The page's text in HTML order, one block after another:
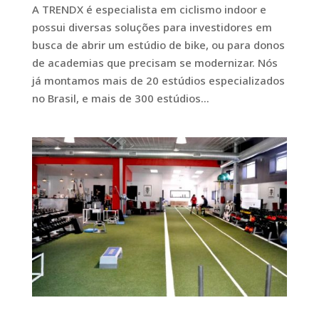
A TRENDX é especialista em ciclismo indoor e
possui diversas soluções para investidores em
busca de abrir um estúdio de bike, ou para donos
de academias que precisam se modernizar. Nós
já montamos mais de 20 estúdios especializados
no Brasil, e mais de 300 estúdios...